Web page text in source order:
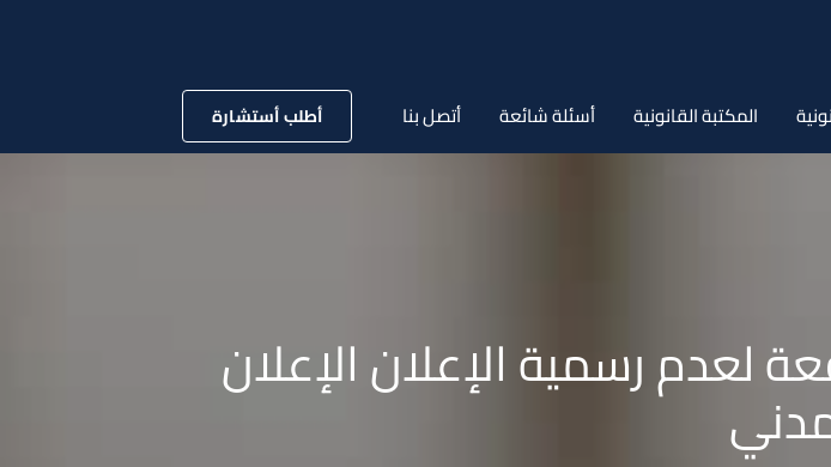
المكتبة القانونية أسئلة شائعة أتصل بنا أطلب أستشارة
لعدم رسمية الإعلان الإعلان